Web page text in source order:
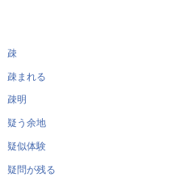
疎
疎まれる
疎明
疑う余地
疑似体験
疑問が残る